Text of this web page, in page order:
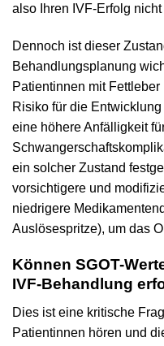
also Ihren IVF-Erfolg nicht
Dennoch ist dieser
Behandlungsplanung
Patientinnen mit
Risiko für die
eine höhere Anfälligkeit
ein solcher Zustand
vorsichtigere und
niedrigere
Auslösespritze), um das
Können SGOT-
IVF-Behandlung
Dies ist eine kritische
Patientinnen hören und